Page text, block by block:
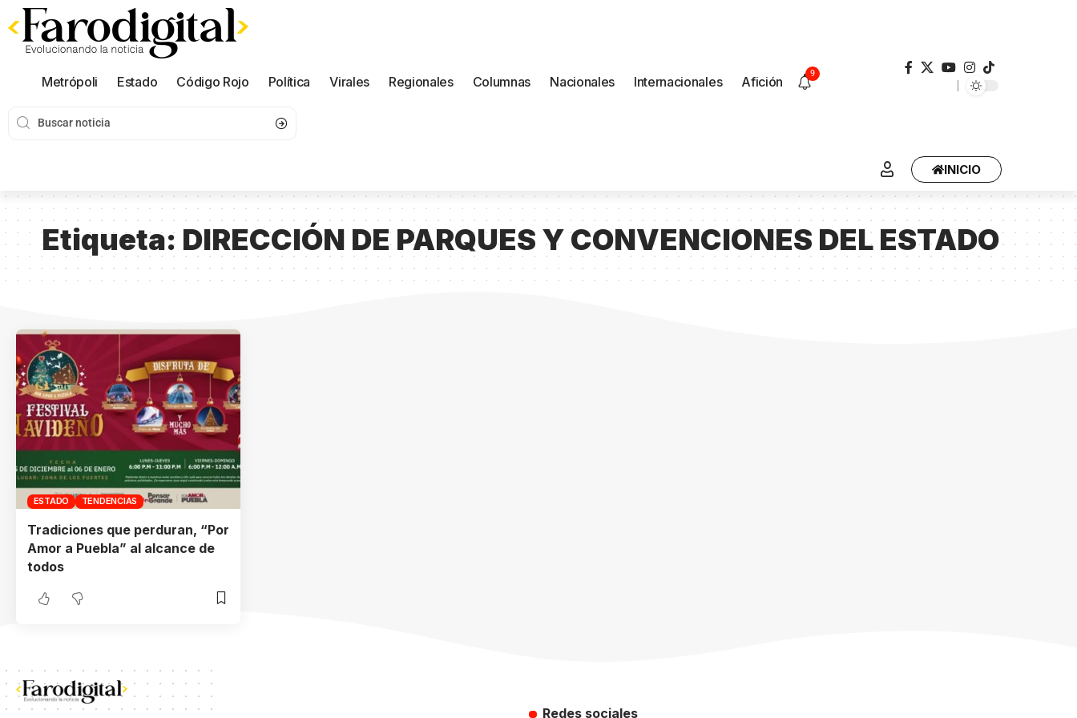
Metrópoli Estado Código Rojo Política Virales Regionales Columnas Nacionales Internacionales Afición
9
INICIO
Etiqueta: DIRECCIÓN DE PARQUES Y CONVENCIONES DEL ESTADO
ESTADO TENDENCIAS
Tradiciones que perduran, “Por
Amor a Puebla” al alcance de
todos
Redes sociales